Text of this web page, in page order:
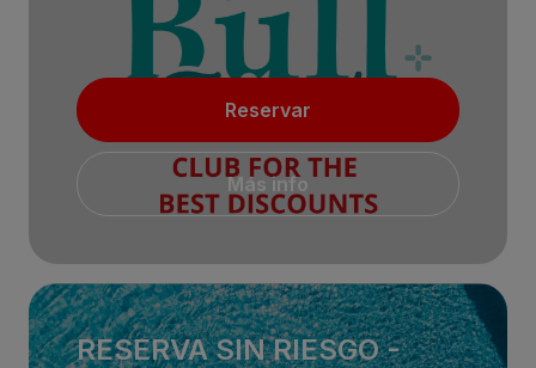
Reservar
Más info
RESERVA SIN RIESGO -